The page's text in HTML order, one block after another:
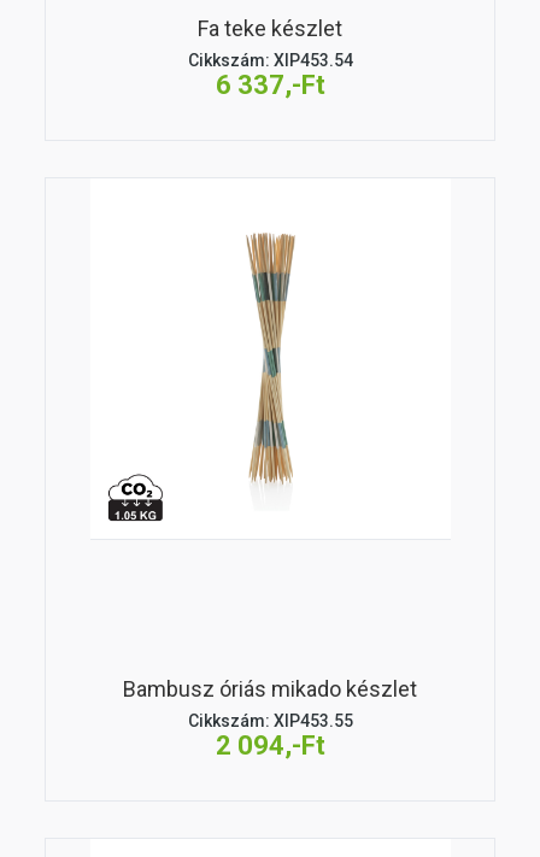
Fa teke készlet
Cikkszám: XIP453.54
6 337,-Ft
Bambusz óriás mikado készlet
Cikkszám: XIP453.55
2 094,-Ft